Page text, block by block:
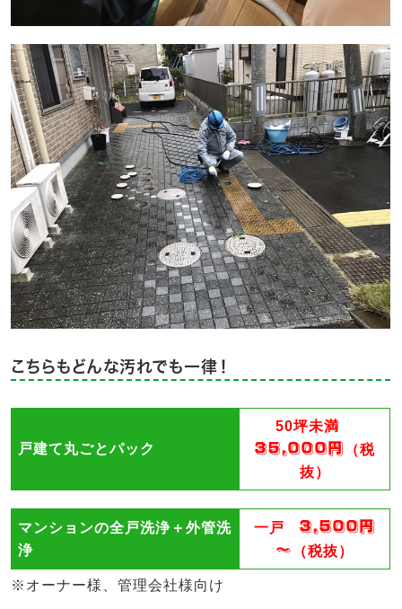
こちらもどんな汚れでも一律！
戸建て丸ごとパック
50坪未満
35,000円 （税
抜）
マンションの全戸洗浄＋外管洗
浄
一戸 3,500円
～ （税抜）
※オーナー様、管理会社様向け